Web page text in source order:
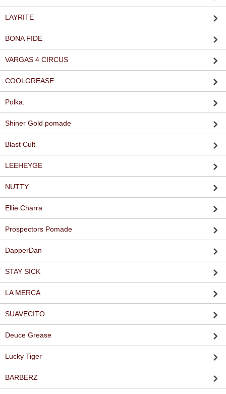
LAYRITE
BONA FIDE
VARGAS 4 CIRCUS
COOLGREASE
Polka.
Shiner Gold pomade
Blast Cult
LEEHEYGE
NUTTY
Ellie Charra
Prospectors Pomade
DapperDan
STAY SICK
LA MERCA
SUAVECITO
Deuce Grease
Lucky Tiger
BARBERZ